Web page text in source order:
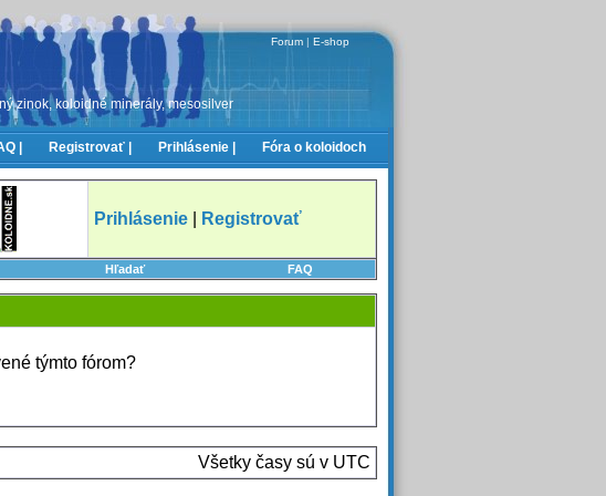
zinok, koloidné minerály, mesosilver
Forum | E-shop
| Registrovať | Prihlásenie | Fóra o koloidoch
Prihlásenie
Registrovať
Hľadať FAQ
týmto fórom?
Všetky časy sú v UTC